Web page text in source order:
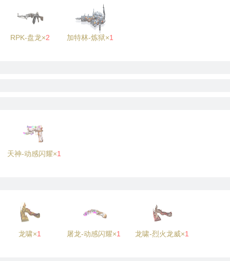
RPK-盘龙×2 加特林-炼狱×1
天神-动感闪耀×1
龙啸×1 屠龙-动感闪耀×1 龙啸-烈火龙威×1